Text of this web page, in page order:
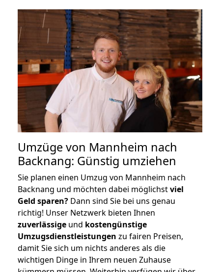
Umzüge von Mannheim nach
Backnang: Günstig umziehen
Sie planen einen Umzug von Mannheim nach
Backnang und möchten dabei möglichstviel
Geld sparen? Dann sind Sie bei uns genau
richtig! Unser Netzwerk bieten Ihnen
zuverlässige und kostengünstige
Umzugsdienstleistungen zu fairen Preisen,
damit Sie sich um nichts anderes als die
wichtigen Dinge in Ihrem neuen Zuhause